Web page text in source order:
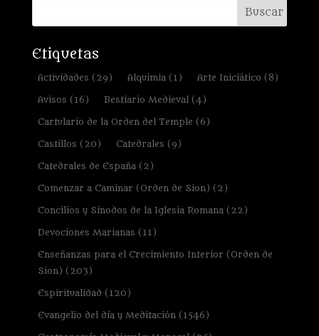
Etiquetas
Actividades (29) Alquimia(1) Arte Iniciático (8)
Avisos (16) Bestiario Medieval(4)
Cartulario de la Orden del Temple (6)
Castillos (20) Catedrales (9)
Catedrales de España(2)
Comenzar a Caminar (Orden de Sion) (2)
Concilios y Sínodos de la Iglesia Romana(22)
Devociones Marianas (11)
Enseñanzas para el Crecimiento Interior (Orden de
Sion) (203)
Espiritualidad (120)
Evangelio del día y Meditación(1546)